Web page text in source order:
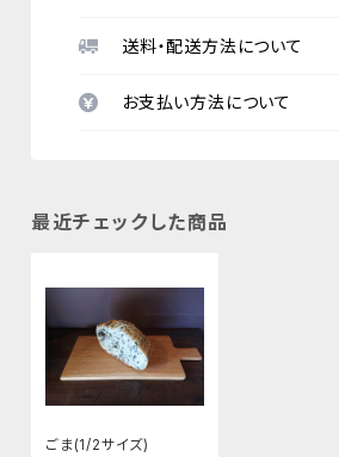
送料・配送方法について
お支払い方法について
最近チェックした商品
ごま(1/2サイズ)